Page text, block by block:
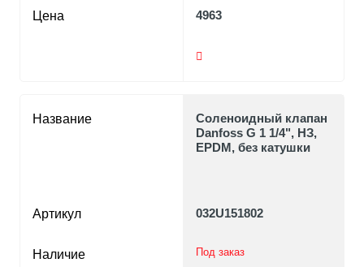
Цена 4963
Название
Артикул
Наличие
Соленоидный клапан
Danfoss G 1 1/4", НЗ,
EPDM, без катушки
032U151802
Под заказ